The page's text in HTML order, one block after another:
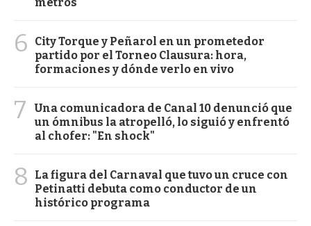
6
City Torque y Peñarol en un prometedor
partido por el Torneo Clausura: hora,
formaciones y dónde verlo en vivo
7
Una comunicadora de Canal 10 denunció que
un ómnibus la atropelló, lo siguió y enfrentó
al chofer: "En shock"
8
La figura del Carnaval que tuvo un cruce con
Petinatti debuta como conductor de un
histórico programa